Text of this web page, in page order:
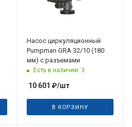
Насос циркуляционный
Pumpman GRA 32/10 (180
мм) с разъемами
Есть в наличии: 3
10 601 ₽/шт
В КОРЗИНУ